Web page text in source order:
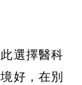
選擇醫科
好，在別